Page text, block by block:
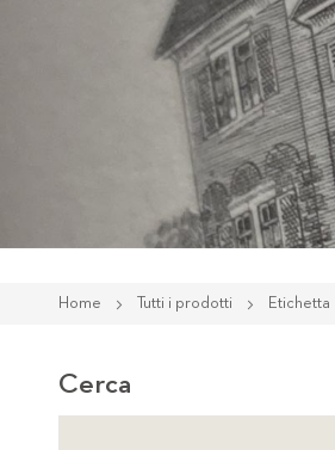
Home Tutti i prodotti Etichetta
Cerca